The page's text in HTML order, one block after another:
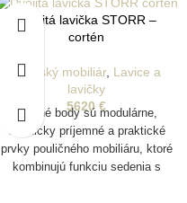
Dvojitá lavička STORR –
cortén
Mestský mobiliár, Lavice a
lavičky
5620 €
Zelené body sú modulárne,
esteticky príjemné a praktické
prvky pouličného mobiliáru, ktoré
kombinujú funkciu sedenia s